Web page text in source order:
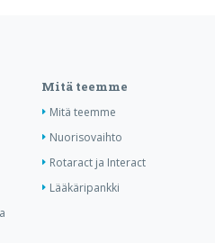
Mitä teemme
Mitä teemme
Nuorisovaihto
Rotaract ja Interact
Lääkäripankki